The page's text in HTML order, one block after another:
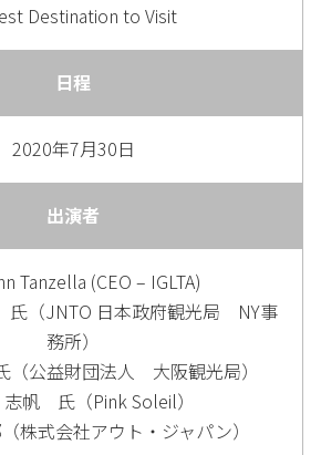
Destination to Visit
日程
2020年7月30日
出演者
Tanzella (CEO – IGLTA)
（JNTO 日本政府観光局 NY事
務所）
公益財団法人 大阪観光局）
帆 氏（Pink Soleil）
株式会社アウト・ジャパン）